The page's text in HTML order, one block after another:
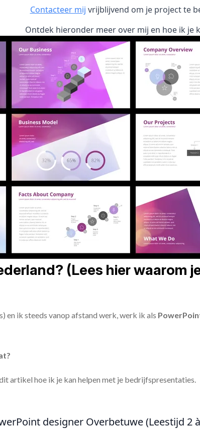
Contacteer mij vrijblijvend om je project te
Ontdek hieronder meer over mij en hoe ik je
(Lees hier waarom
en ik steeds vanop afstand werk, werk ik als
artikel hoe ik je kan helpen met je bedrijfspresentaties.
designer Overbetuwe (Leestijd 2